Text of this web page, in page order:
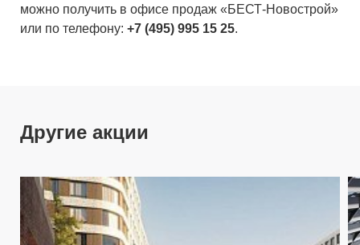
можно получить в офисе продаж «БЕСТ-Новострой»
или по телефону: +7 (495) 995 15 25.
Другие акции